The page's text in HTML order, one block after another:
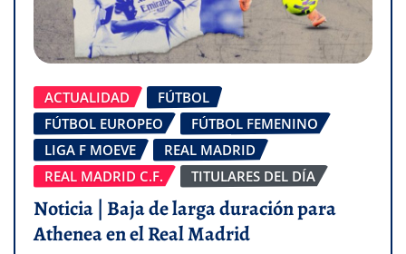
ACTUALIDAD
FÚTBOL
FÚTBOL EUROPEO
FÚTBOL FEMENINO
LIGA F MOEVE
REAL MADRID
REAL MADRID C.F.
TITULARES DEL DÍA
Noticia | Baja de larga duración para
Athenea en el Real Madrid